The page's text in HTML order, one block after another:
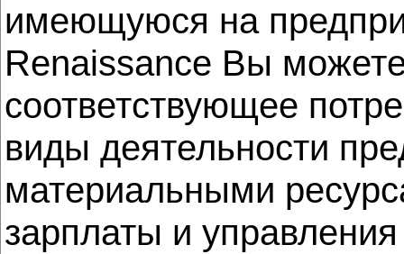
имеющуюся на
Renaissance Вы
соответствующее
виды деятельности
материальными
зарплаты и